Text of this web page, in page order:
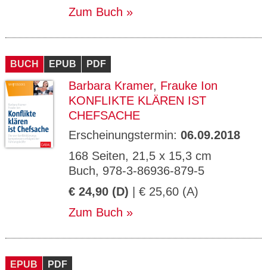
Zum Buch
BUCH EPUB PDF
Barbara Kramer, Frauke Ion
KONFLIKTE KLÄREN IST
CHEFSACHE
Erscheinungstermin: 06.09.2018
168 Seiten, 21,5 x 15,3 cm
Buch, 978-3-86936-879-5
€ 24,90 (D) | € 25,60 (A)
Zum Buch
EPUB PDF